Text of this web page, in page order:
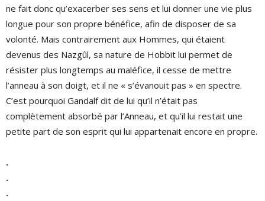
ne fait donc qu’exacerber ses sens et lui donner une vie plus
longue pour son propre bénéfice, afin de disposer de sa
volonté. Mais contrairement aux Hommes, qui étaient
devenus des Nazgûl, sa nature de Hobbit lui permet de
résister plus longtemps au maléfice, il cesse de mettre
l’anneau à son doigt, et il ne « s’évanouit pas » en spectre.
C’est pourquoi Gandalf dit de lui qu’il n’était pas
complètement absorbé par l’Anneau, et qu’il lui restait une
petite part de son esprit qui lui appartenait encore en propre.
.
.
.